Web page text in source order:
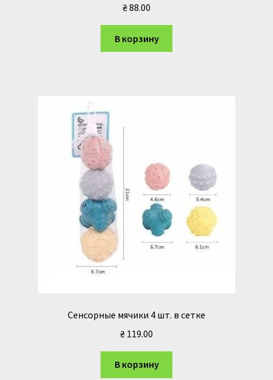
₴88.00
В корзину
Сенсорные мячики 4 шт. в сетке
₴ 119.00
В корзину